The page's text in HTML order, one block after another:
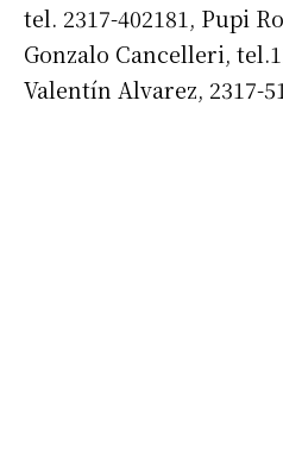
tel. 2317-402181, Pupi
Gonzalo Cancelleri,
Valentín Alvarez, 2317-